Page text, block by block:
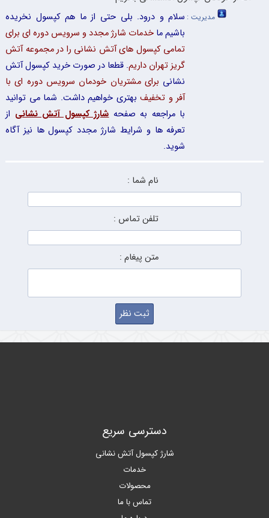
مدیریت : سلام و درود. بلی حتی از ما هم کپسول نخریده
باشیم ما خدمات شارژ مجدد و سرویس دوره ای برای
تمامی کپسول های آتش نشانی را در مجموعه آتش
گریز تهران داریم. قطعا در صورت خرید کپسول آتش
نشانی برای مشتریان خودمان سرویس دوره ای با
آفر و تخفیفبهتری خواهیم داشت. شما می توانید
با مراجعه به صفحهشارژ کپسول آتش نشانی از
تعرفه ها و شرایط شارژ مجدد کپسول ها نیز آگاه
شوید.
نام شما :
تلفن تماس :
متن پیغام :
دسترسی سریع
شارژ کپسول آتش نشانی
خدمات
محصولات
تماس با ما